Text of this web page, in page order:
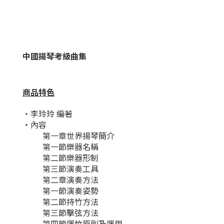
中國揚琴考級曲集
商品特色
・李玲玲 編著
・內容
第一章世界揚琴簡介
第一節樂器名稱
第二節樂器形制
第三節演奏工具
第二章演奏方法
第一節演奏姿勢
第二節持竹方法
第三節擊弦方法